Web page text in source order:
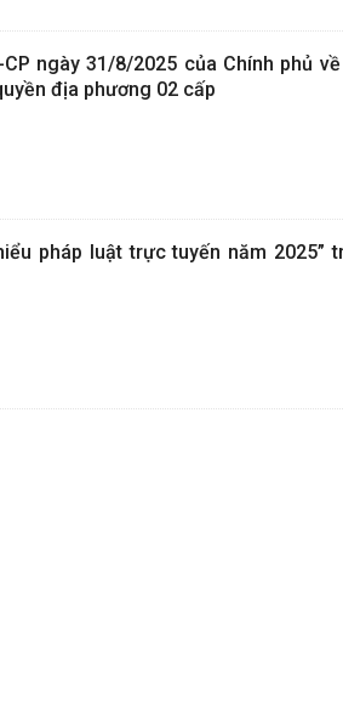
ngày 31/8/2025 của Chính phủ
địa phương 02 cấp
pháp luật trực tuyến năm 2025”